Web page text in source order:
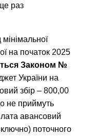
раз
на початок 2025
Законом №
України на
збір – 800,00
не приймуть
авансовий
поточного